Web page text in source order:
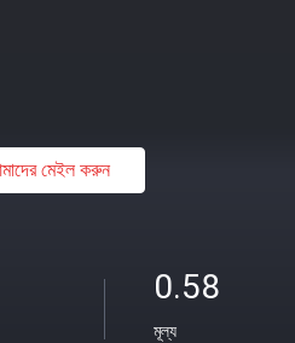
মেইল ​​করুন
0.58
মূল্য